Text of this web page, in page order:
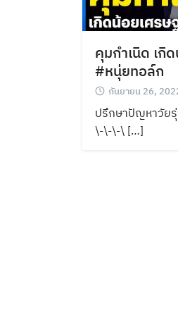
คุมกำเนิด เกิ
#หนุ่ยทอล์ก
กันยายน 26,
ปรึกษาปัญหาวั
\-\-\-\ […]